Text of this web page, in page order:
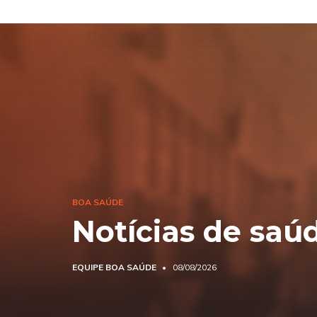
BOA SAÚDE
Notícias de
EQUIPE BOA SAÚDE 08/08/2026